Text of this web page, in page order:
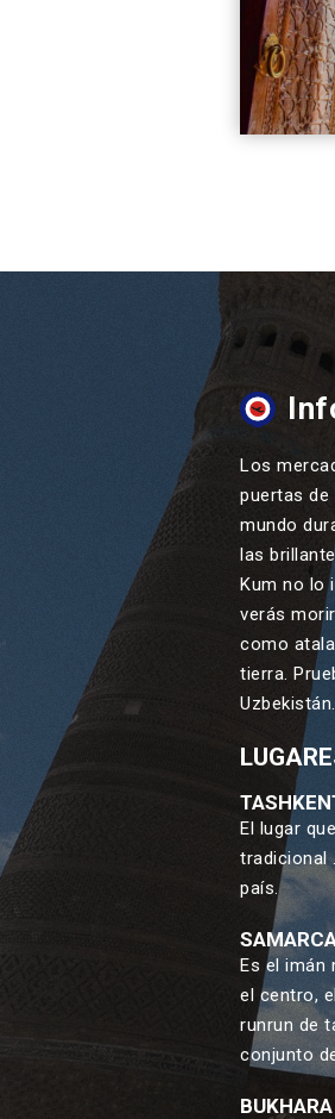
Los
puertas de
mundo
las
Kum no lo
verás
como
tierra.
Uzbekistán.
El lugar
tradicional
país.
Es el imán
el centro,
runrun de
conjunto
BUKHARA